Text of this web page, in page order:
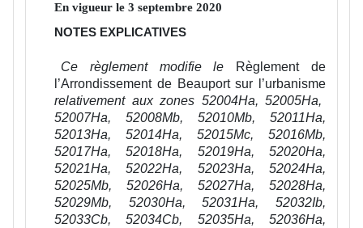
En vigueur le3septembre2020
NOTES EXPLICATIVES
Ce règlement modifie le
Règlement de
l’Arrondissement de Beauport sur l’urbanisme
relativement aux zones 52004Ha, 52005Ha,
52007Ha, 52008Mb, 52010Mb, 52011Ha,
52013Ha, 52014Ha, 52015Mc, 52016Mb,
52017Ha, 52018Ha, 52019Ha, 52020Ha,
52021Ha, 52022Ha, 52023Ha, 52024Ha,
52025Mb, 52026Ha, 52027Ha, 52028Ha,
52029Mb, 52030Ha, 52031Ha, 52032Ib,
52033Cb, 52034Cb, 52035Ha, 52036Ha,